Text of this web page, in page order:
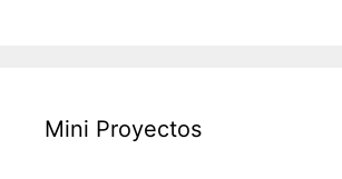
Mini Proyectos